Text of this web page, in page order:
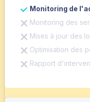
Monitoring de
Monitoring des
Mises à jour des
Optimisation des
Rapport